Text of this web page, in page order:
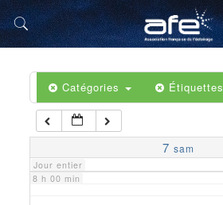
Catégories Étiquettes
7 sam
Jour entier
5 h 00 min
6 h 00 min
7 h 00 min
8 h 00 min